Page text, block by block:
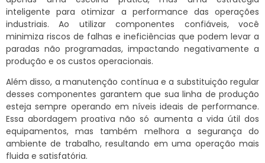
inteligente para otimizar a performance das operações
industriais. Ao utilizar componentes confiáveis, você
minimiza riscos de falhas e ineficiências que podem levar a
paradas não programadas, impactando negativamente a
produção e os custos operacionais.
Além disso, a manutenção contínua e a substituição regular
desses componentes garantem que sua linha de produção
esteja sempre operando em níveis ideais de performance.
Essa abordagem proativa não só aumenta a vida útil dos
equipamentos, mas também melhora a segurança do
ambiente de trabalho, resultando em uma operação mais
fluida e satisfatória.